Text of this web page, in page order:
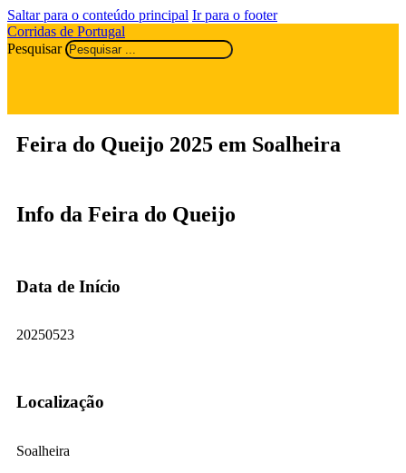
Saltar para o conteúdo principal Ir para o footer
Corridas de Portugal
Pesquisar
Feira do Queijo 2025 em Soalheira
Info da Feira do Queijo
Data de Início
20250523
Localização
Soalheira